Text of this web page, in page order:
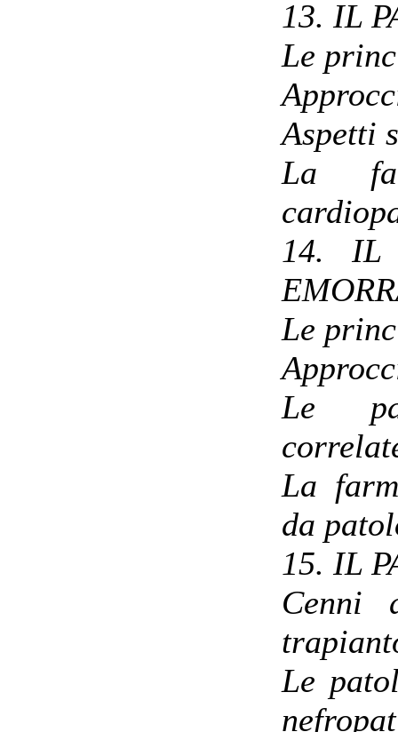
13. IL
Le
Aspetti
La
14. IL
Le
Le
La
da
15. IL
Cenni
Le